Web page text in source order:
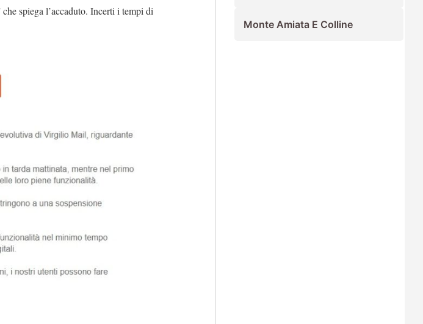
che spiega l’accaduto. Incerti i tempi di
Monte Amiata E Colline